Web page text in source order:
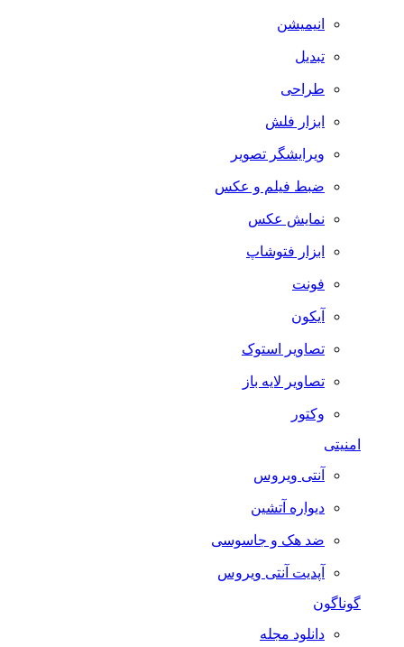
انیمیشن
تبدیل
طراحی
ابزار فلش
ویرایشگر تصویر
ضبط فيلم و عكس
نمایش عکس
ابزار فتوشاپ
فونت
آیکون
تصاویر استوک
تصاویر لایه باز
وکتور
امنیتی
آنتی ویروس
دیواره آتشین
ضد هک و جاسوسی
آپدیت آنتی ویروس
گوناگون
دانلود مجله